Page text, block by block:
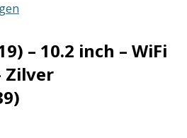
– 10.2 inch – WiFi
Zilver